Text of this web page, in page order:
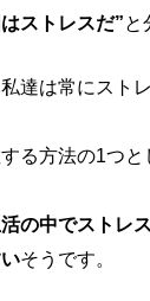
ストレスだ”と
達は常にスト
る方法の1つ
の中でストレ
そうです。